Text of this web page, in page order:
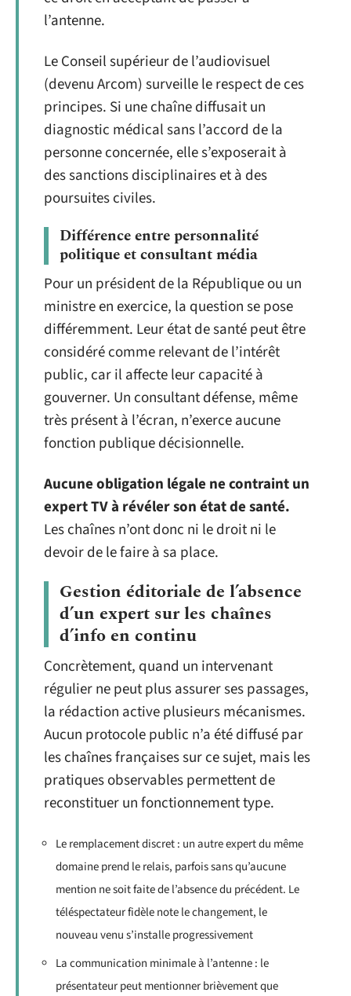
l’antenne.
Le Conseil supérieur de l’audiovisuel
(devenu Arcom) surveille le respect de ces
principes. Si une chaîne diffusait un
diagnostic médical sans l’accord de la
personne concernée, elle s’exposerait à
des sanctions disciplinaires et à des
poursuites civiles.
Différence entre personnalité
politique et consultant média
Pour un président de la République ou un
ministre en exercice, la question se pose
différemment. Leur état de santé peut être
considéré comme relevant de l’intérêt
public, car il affecte leur capacité à
gouverner. Un consultant défense, même
très présent à l’écran, n’exerce aucune
fonction publique décisionnelle.
Aucune obligation légale ne contraint un
expert TV à révéler son état de santé.
Les chaînes n’ont donc ni le droit ni le
devoir de le faire à sa place.
Gestion éditoriale de l’absence
d’un expert sur les chaînes
d’info en continu
Concrètement, quand un intervenant
régulier ne peut plus assurer ses passages,
la rédaction active plusieurs mécanismes.
Aucun protocole public n’a été diffusé par
les chaînes françaises sur ce sujet, mais les
pratiques observables permettent de
reconstituer un fonctionnement type.
Le remplacement discret : un autre expert du même
domaine prend le relais, parfois sans qu’aucune
mention ne soit faite de l’absence du précédent. Le
téléspectateur fidèle note le changement, le
nouveau venu s’installe progressivement
La communication minimale à l’antenne : le
présentateur peut mentionner brièvement que